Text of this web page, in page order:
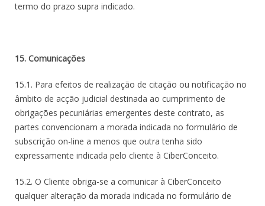
termo do prazo supra indicado.
15. Comunicações
15.1. Para efeitos de realização de citação ou notificação no
âmbito de acção judicial destinada ao cumprimento de
obrigações pecuniárias emergentes deste contrato, as
partes convencionam a morada indicada no formulário de
subscrição on-line a menos que outra tenha sido
expressamente indicada pelo cliente à CiberConceito.
15.2. O Cliente obriga-se a comunicar à CiberConceito
qualquer alteração da morada indicada no formulário de